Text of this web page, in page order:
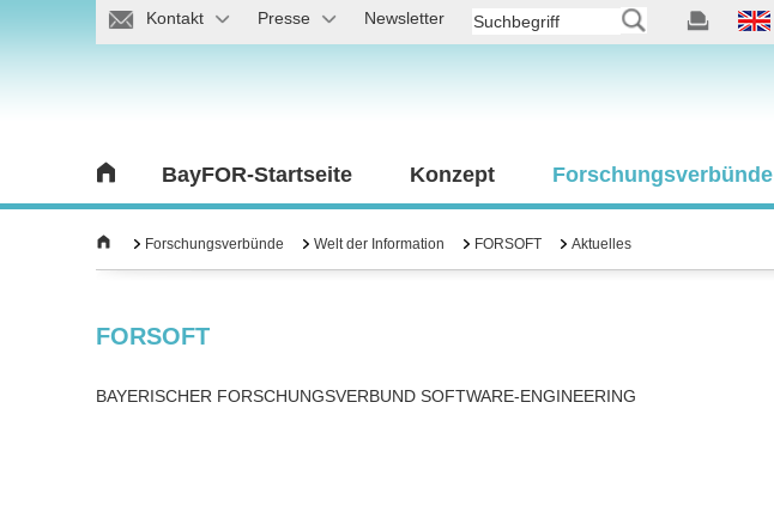
Kontakt Presse Newsletter
BayFOR-Startseite Konzept Forschungsverbünde
Forschungsverbünde Welt der Information FORSOFT Aktuelles
FORSOFT
BAYERISCHER FORSCHUNGSVERBUND SOFTWARE-ENGINEERING